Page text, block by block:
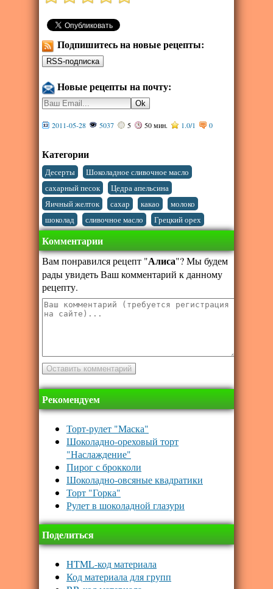
Подпишитесь на новые рецепты:
Новые рецепты на почту:
2011-05-28 5037 5 50 мин. 1.0/1 0
Категории
Десерты Шоколадное сливочное масло
сахарный песок Цедра апельсина
Яичный желток сахар какао молоко
шоколад сливочное масло Грецкий орех
Комментарии
Вам понравился рецепт "Алиса"? Мы будем
рады увидеть Ваш комментарий к данному
рецепту.
Рекомендуем
Торт-рулет "Маска"
Шоколадно-ореховый торт
"Наслаждение"
Пирог с брокколи
Шоколадно-овсяные квадратики
Торт "Горка"
Рулет в шоколадной глазури
Поделиться
HTML-код материала
Код материала для групп